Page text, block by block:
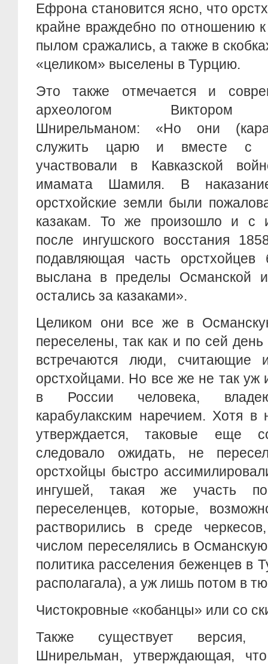
Ефрона становится ясно, что
крайне враждебно по отношению
пылом сражались, а также в
«целиком» выселены в Турцию.
Это также отмечается и
археологом Виктором
Шнирельманом: «Но они
служить царю и вместе с
участвовали в Кавказской
имамата Шамиля. В
орстхойские земли были
казакам. То же произошло и с
после ингушского восстания
подавляющая часть орстхойцев
выслана в пределы Османской
остались за казаками».
Целиком они все же в
переселены, так как и по сей
встречаются люди, считающие
орстхойцами. Но все же не так уж
в России человека,
карабулакским наречием. Хотя в
утверждается, таковые еще
следовало ожидать, не
орстхойцы быстро
ингушей, такая же участь
переселенцев, которые,
растворились в среде
числом переселялись в
политика расселения беженцев в
располагала), а уж лишь потом в
Чистокровные «кобанцы» или со
Также существует версия,
Шнирельман, утверждающая,